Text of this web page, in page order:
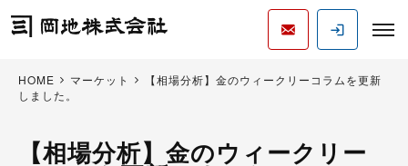
HOME マーケット
【相場分析】金のウィークリーコラムを更新
しました。
【相場分析】金のウィークリー